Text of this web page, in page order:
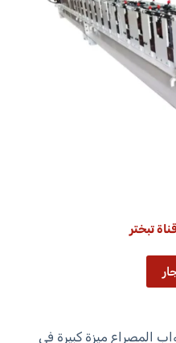
تبختر
المصراع ميزة كبيرة في